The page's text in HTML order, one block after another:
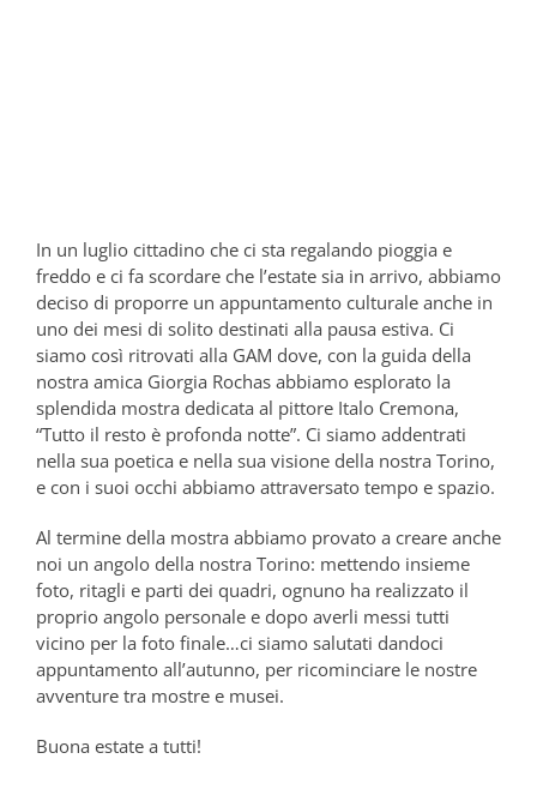
In un luglio cittadino che ci sta regalando pioggia e
freddo e ci fa scordare che l’estate sia in arrivo, abbiamo
deciso di proporre un appuntamento culturale anche in
uno dei mesi di solito destinati alla pausa estiva. Ci
siamo così ritrovati alla GAM dove, con la guida della
nostra amica Giorgia Rochas abbiamo esplorato la
splendida mostra dedicata al pittore Italo Cremona,
“Tutto il resto è profonda notte”. Ci siamo addentrati
nella sua poetica e nella sua visione della nostra Torino,
e con i suoi occhi abbiamo attraversato tempo e spazio.
Al termine della mostra abbiamo provato a creare anche
noi un angolo della nostra Torino: mettendo insieme
foto, ritagli e parti dei quadri, ognuno ha realizzato il
proprio angolo personale e dopo averli messi tutti
vicino per la foto finale…ci siamo salutati dandoci
appuntamento all’autunno, per ricominciare le nostre
avventure tra mostre e musei.
Buona estate a tutti!